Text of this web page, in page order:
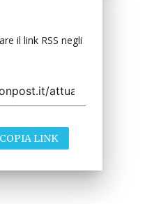
il link RSS negli
COPIA LINK